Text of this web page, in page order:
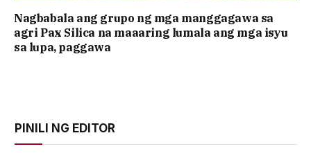
Nagbabala ang grupo ng mga manggagawa sa
agri Pax Silica na maaaring lumala ang mga isyu
sa lupa, paggawa
PINILI NG EDITOR